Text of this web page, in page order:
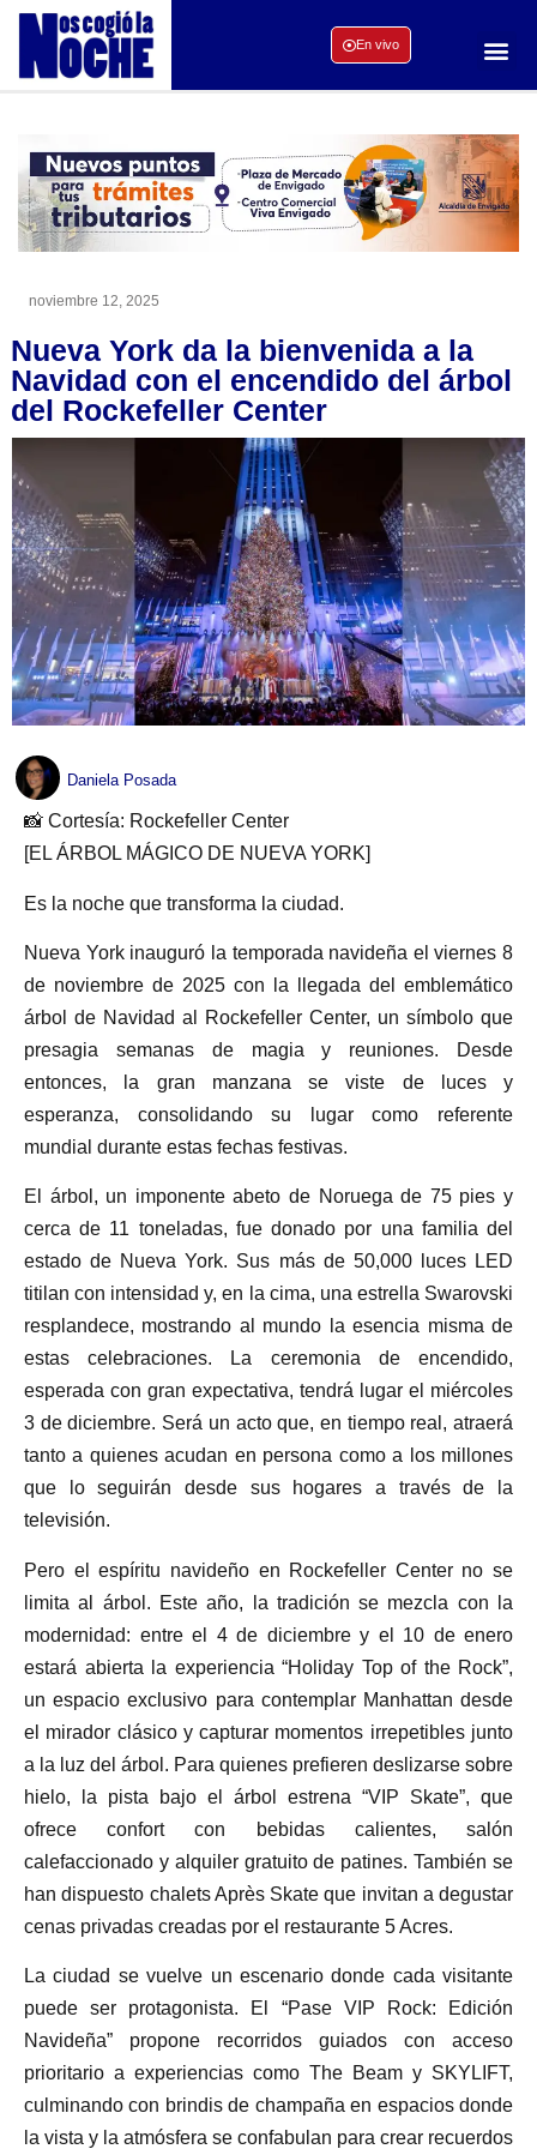
En vivo
noviembre 12, 2025
Nueva York da la bienvenida a la
Navidad con el encendido del árbol
del Rockefeller Center
Daniela Posada
📸 Cortesía: Rockefeller Center
[EL ÁRBOL MÁGICO DE NUEVA YORK]
Es la noche que transforma la ciudad.
Nueva York inauguró la temporada navideña el viernes 8
de noviembre de 2025 con la llegada del emblemático
árbol de Navidad al Rockefeller Center, un símbolo que
presagia semanas de magia y reuniones. Desde
entonces, la gran manzana se viste de luces y
esperanza, consolidando su lugar como referente
mundial durante estas fechas festivas.
El árbol, un imponente abeto de Noruega de 75 pies y
cerca de 11 toneladas, fue donado por una familia del
estado de Nueva York. Sus más de 50,000 luces LED
titilan con intensidad y, en la cima, una estrella Swarovski
resplandece, mostrando al mundo la esencia misma de
estas celebraciones. La ceremonia de encendido,
esperada con gran expectativa, tendrá lugar el miércoles
3 de diciembre. Será un acto que, en tiempo real, atraerá
tanto a quienes acudan en persona como a los millones
que lo seguirán desde sus hogares a través de la
televisión.
Pero el espíritu navideño en Rockefeller Center no se
limita al árbol. Este año, la tradición se mezcla con la
modernidad: entre el 4 de diciembre y el 10 de enero
estará abierta la experiencia “Holiday Top of the Rock”,
un espacio exclusivo para contemplar Manhattan desde
el mirador clásico y capturar momentos irrepetibles junto
a la luz del árbol. Para quienes prefieren deslizarse sobre
hielo, la pista bajo el árbol estrena “VIP Skate”, que
ofrece confort con bebidas calientes, salón
calefaccionado y alquiler gratuito de patines. También se
han dispuesto chalets Après Skate que invitan a degustar
cenas privadas creadas por el restaurante 5 Acres.
La ciudad se vuelve un escenario donde cada visitante
puede ser protagonista. El “Pase VIP Rock: Edición
Navideña” propone recorridos guiados con acceso
prioritario a experiencias como The Beam y SKYLIFT,
culminando con brindis de champaña en espacios donde
la vista y la atmósfera se confabulan para crear recuerdos